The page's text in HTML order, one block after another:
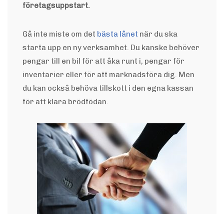
företagsuppstart.
Gå inte miste om det bästa lånet när du ska
starta upp en ny verksamhet. Du kanske behöver
pengar till en bil för att åka runt i, pengar för
inventarier eller för att marknadsföra dig. Men
du kan också behöva tillskott i den egna kassan
för att klara brödfödan.